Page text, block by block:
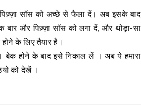
सॉस को अच्छे से फैला दें। अब इसके बाद
और पिज़्ज़ा सॉस को लगा दें, और थोड़ा-सा
के लिए तैयार है।
होने के बाद इसे निकाल लें । अब ये हमारा
को देखें ।